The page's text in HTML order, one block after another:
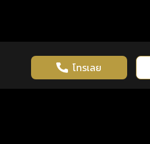
โทรเลย
เว็บไซต์นี้มีการใช้งานคุกกี้ เพื่อเพิ่มประสิทธิภ
ในการใช้งานเว็บไซต์ นโยบายความ
รู้ก่อน พร้อมกว่า ทุกจังหวะชีวิต